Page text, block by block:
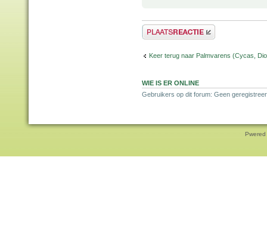
Plaats een reactie
Keer terug naar Palmvarens (Cycas,
WIE IS ER ONLINE
Gebruikers op dit forum: Geen